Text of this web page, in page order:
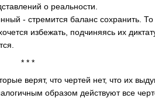
о реальности.
- стремится баланс сохранить. То
избежать, подчиняясь их
* * *
верят, что чертей нет, что их
образом действуют все